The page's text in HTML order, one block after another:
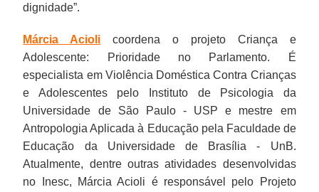
dignidade”.
Márcia Acioli coordena o projeto Criança e
Adolescente: Prioridade no Parlamento. É
especialista em Violência Doméstica Contra Crianças
e Adolescentes pelo Instituto de Psicologia da
Universidade de São Paulo - USP e mestre em
Antropologia Aplicada à Educação pela Faculdade de
Educação da Universidade de Brasília - UnB.
Atualmente, dentre outras atividades desenvolvidas
no Inesc, Márcia Acioli é responsável pelo Projeto